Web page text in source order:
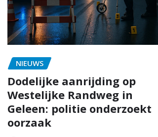
NIEUWS
Dodelijke aanrijding op
Westelijke Randweg in
Geleen: politie onderzoekt
oorzaak